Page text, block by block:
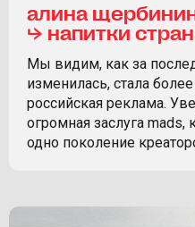
алина
⮡ напитки
Мы видим, как за
изменилась, стала
российская реклама.
огромная заслуга
одно поколение